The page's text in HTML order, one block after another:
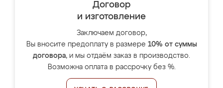
Договор
и изготовление
Заключаем договор,
Вы вносите предоплату в размере 10% от суммы
договора, и мы отдаём заказ в производство.
Возможна оплата в рассрочку без %.